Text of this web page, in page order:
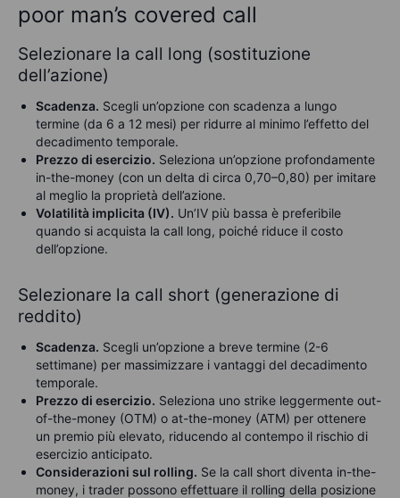
poor man’s covered call
Selezionare la call long (sostituzione
dell’azione)
Scadenza. Scegli un’opzione con scadenza a lungo
termine (da 6 a 12 mesi) per ridurre al minimo l’effetto del
decadimento temporale.
Prezzo di esercizio. Seleziona un’opzione profondamente
in-the-money (con un delta di circa 0,70–0,80) per imitare
al meglio la proprietà dell’azione.
Volatilità implicita (IV). Un’IV più bassa è preferibile
quando si acquista la call long, poiché riduce il costo
dell’opzione.
Selezionare la call short (generazione di
reddito)
Scadenza. Scegli un’opzione a breve termine (2-6
settimane) per massimizzare i vantaggi del decadimento
temporale.
Prezzo di esercizio. Seleziona uno strike leggermente out-
of-the-money (OTM) o at-the-money (ATM) per ottenere
un premio più elevato, riducendo al contempo il rischio di
esercizio anticipato.
Considerazioni sul rolling. Se la call short diventa in-the-
money, i trader possono effettuare il rolling della posizione